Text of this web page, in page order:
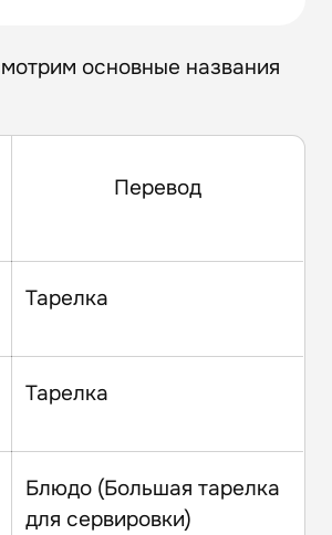
основные названия
Перевод
Тарелка
Тарелка
Блюдо (Большая тарелка
для сервировки)